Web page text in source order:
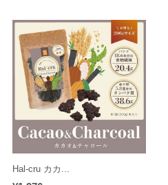
Hal-cru カカ...